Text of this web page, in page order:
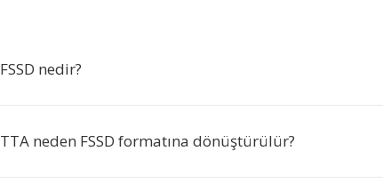
FSSD nedir?
TTA neden FSSD formatına dönüştürülür?